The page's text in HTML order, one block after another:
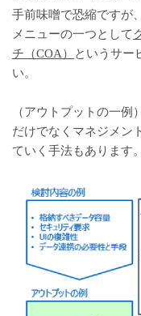
手前味噌で恐縮ですが
メニューの一つとして
チ（COA）
というサー
い。
（アウトプットの一
だけでなくマネジメン
ていく手法もあります。